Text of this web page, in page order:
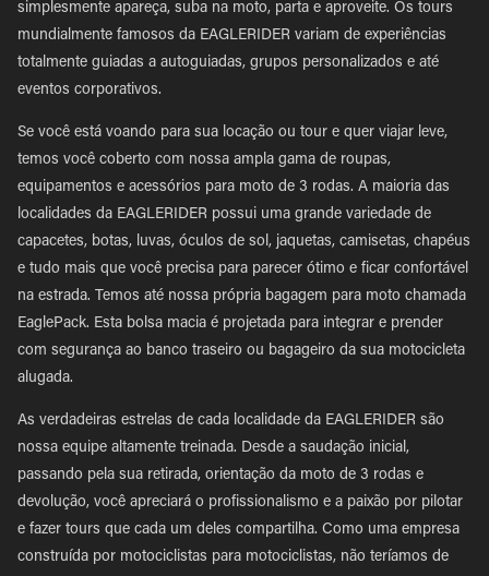
simplesmente apareça, suba na moto, parta e aproveite. Os tours
mundialmente famosos da EAGLERIDER variam de experiências
totalmente guiadas a autoguiadas, grupos personalizados e até
eventos corporativos.
Se você está voando para sua locação ou tour e quer viajar leve,
temos você coberto com nossa ampla gama de roupas,
equipamentos e acessórios para moto de 3 rodas. A maioria das
localidades da EAGLERIDER possui uma grande variedade de
capacetes, botas, luvas, óculos de sol, jaquetas, camisetas, chapéus
e tudo mais que você precisa para parecer ótimo e ficar confortável
na estrada. Temos até nossa própria bagagem para moto chamada
EaglePack. Esta bolsa macia é projetada para integrar e prender
com segurança ao banco traseiro ou bagageiro da sua motocicleta
alugada.
As verdadeiras estrelas de cada localidade da EAGLERIDER são
nossa equipe altamente treinada. Desde a saudação inicial,
passando pela sua retirada, orientação da moto de 3 rodas e
devolução, você apreciará o profissionalismo e a paixão por pilotar
e fazer tours que cada um deles compartilha. Como uma empresa
construída por motociclistas para motociclistas, não teríamos de